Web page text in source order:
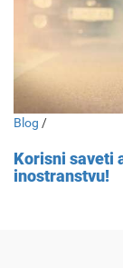
Blog /
Korisni saveti
inostranstvu!